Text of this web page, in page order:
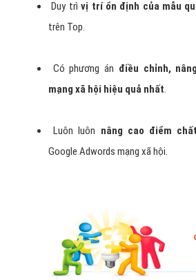
Duy trìvị trí ổn định của mẫu
trên Top.
Có phương án điều chỉnh,
mạng xã hội hiệu quả nhất.
Luôn luôn nâng cao điểm
Google Adwords mạng xã hội.